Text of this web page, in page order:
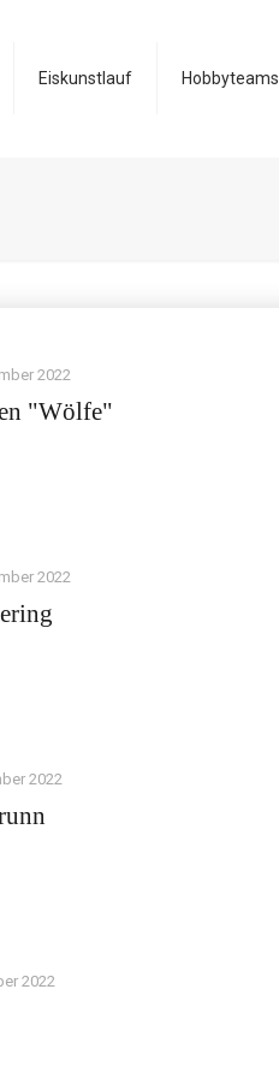
Eiskunstlauf Hobbyteams
2022
"Wölfe"
2022
2022
2022